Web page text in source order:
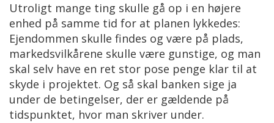
Utroligt mange ting skulle gå op i en højere
enhed på samme tid for at planen lykkedes:
Ejendommen skulle findes og være på plads,
markedsvilkårene skulle være gunstige, og man
skal selv have en ret stor pose penge klar til at
skyde i projektet. Og så skal banken sige ja
under de betingelser, der er gældende på
tidspunktet, hvor man skriver under.